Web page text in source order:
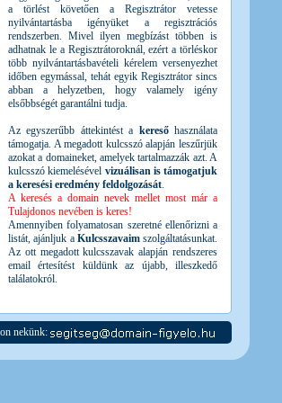
a törlést követően a Regisztrátor vetesse
nyilvántartásba igényüket a regisztrációs
rendszerben. Mivel ilyen megbízást többen is
adhatnak le a Regisztrátoroknál, ezért a törléskor
több nyilvántartásbavételi kérelem versenyezhet
időben egymással, tehát egyik Regisztrátor sincs
abban a helyzetben, hogy valamely igény
elsőbbségét garantálni tudja.
Az egyszerűbb áttekintést a keresőhasználata
támogatja. A megadott kulcsszó alapján leszűrjük
azokat a domaineket, amelyek tartalmazzák azt. A
kulcsszó kiemelésével vizuálisan is támogatjuk
a keresési eredmény feldolgozását.
A keresés a domain nevek mellet most már a
Tulajdonos nevében is keres!
Amennyiben folyamatosan szeretné ellenőrizni a
listát, ajánljuk a Kulcsszavaimszolgáltatásunkat.
Az ott megadott kulcsszavak alapján rendszeres
email értesítést küldünk az újabb, illeszkedő
találatokról.
nekünk: